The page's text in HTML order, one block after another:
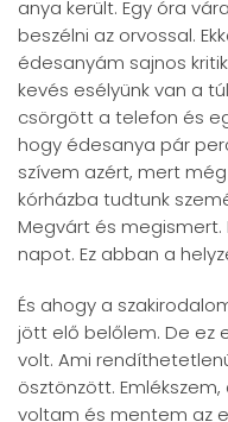
anya került. Egy óra
beszélni az orvossal.
édesanyám sajnos
kevés esélyünk van a
csörgött a telefon és
hogy édesanya pár
szívem azért, mert
kórházba tudtunk
Megvárt és
napot. Ez abban a
És ahogy a
jött elő belőlem. De ez
volt. Ami
ösztönzött.
voltam és mentem az